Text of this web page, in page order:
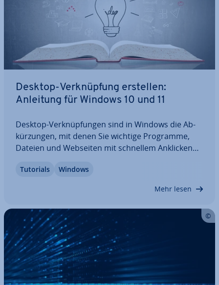
Desktop-Ver­knüp­fung erstellen:
Anleitung für Windows 10 und 11
Desktop-Ver­knüp­fun­gen sind in Windows die Ab­
kür­zun­gen, mit denen Sie wichtige Programme,
Dateien und Webseiten mit schnellem Anklicken
ter­ord­nern, im Windows-Explorer oder im
Tutorials Windows
Mehr lesen